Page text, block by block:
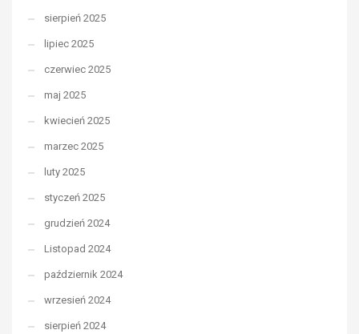
sierpień 2025
lipiec 2025
czerwiec 2025
maj 2025
kwiecień 2025
marzec 2025
luty 2025
styczeń 2025
grudzień 2024
Listopad 2024
październik 2024
wrzesień 2024
sierpień 2024